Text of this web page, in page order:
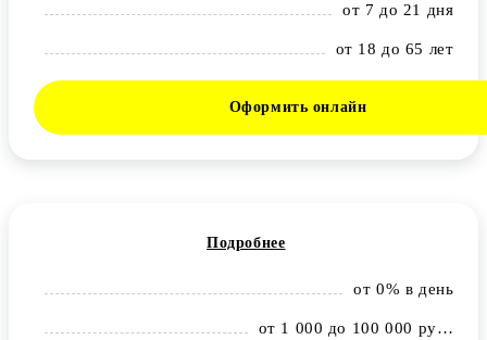
от 7 до 21 дня
от 18 до 65 лет
Оформить онлайн
Подробнее
от 0% в день
от 1 000 до 100 000 рублей